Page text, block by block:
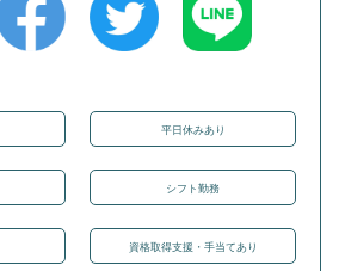
平日休みあり
シフト勤務
資格取得支援・手当てあり